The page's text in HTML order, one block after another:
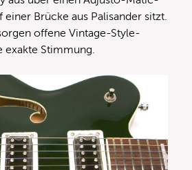
einer Brücke aus Palisander sitzt.
offene Vintage-Style-
exakte Stimmung.